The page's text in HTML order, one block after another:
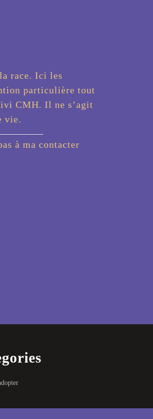
race. Ici les
particulière tout
CMH. Il ne s’agit
vie.
à ma contacter